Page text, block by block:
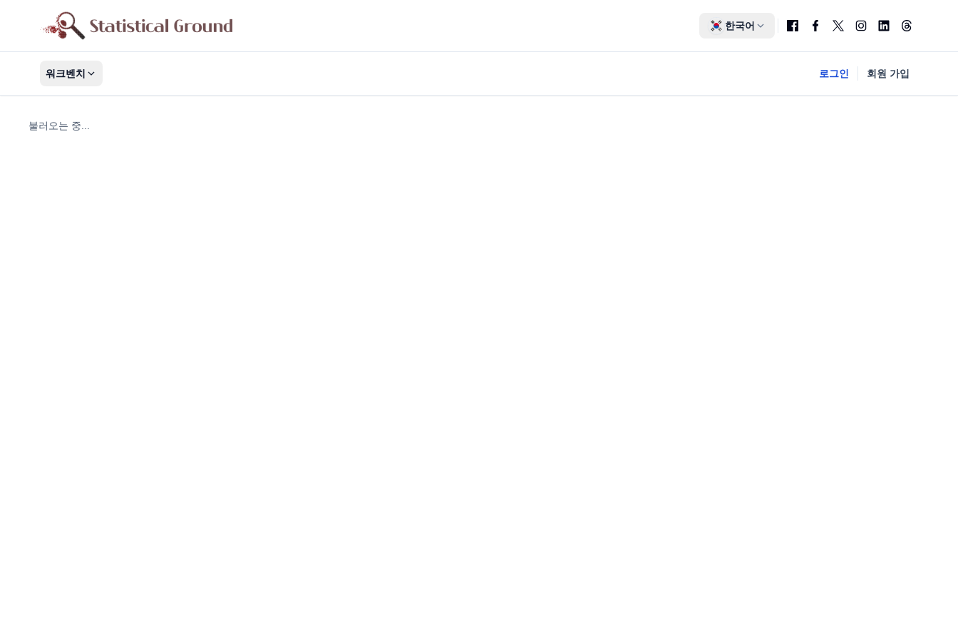
한국어
워크벤치 로그인 회원 가입
불러오는 중...